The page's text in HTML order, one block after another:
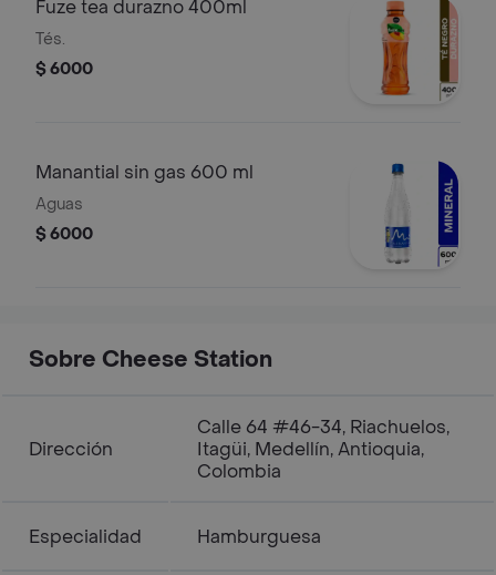
Fuze tea durazno 400ml
Tés.
$ 6000
Manantial sin gas 600 ml
Aguas
$ 6000
Sobre Cheese Station
Dirección
Calle 64 #46-34, Riachuelos,
Itagüi, Medellín, Antioquia,
Colombia
Especialidad Hamburguesa